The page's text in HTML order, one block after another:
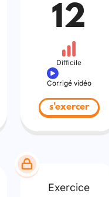
12
Difficile
Corrigé vidéo
s'exercer
Exercice